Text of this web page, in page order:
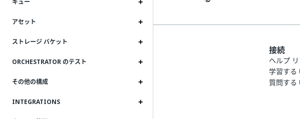
キュー
アセット
ストレージ バケット
ORCHESTRATOR のテスト
その他の構成
INTEGRATIONS
接続
ヘルプ
学習する
質問する